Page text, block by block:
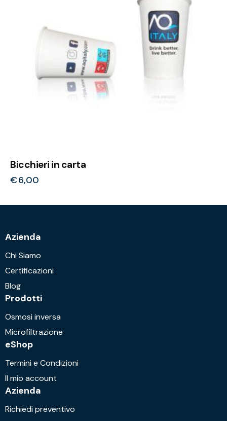
Bicchieri in carta
€6,00
Azienda
Chi Siamo
Certificazioni
Blog
Prodotti
Osmosi inversa
Microfiltrazione
eShop
Termini e Condizioni
Il mio account
Azienda
Richiedi preventivo